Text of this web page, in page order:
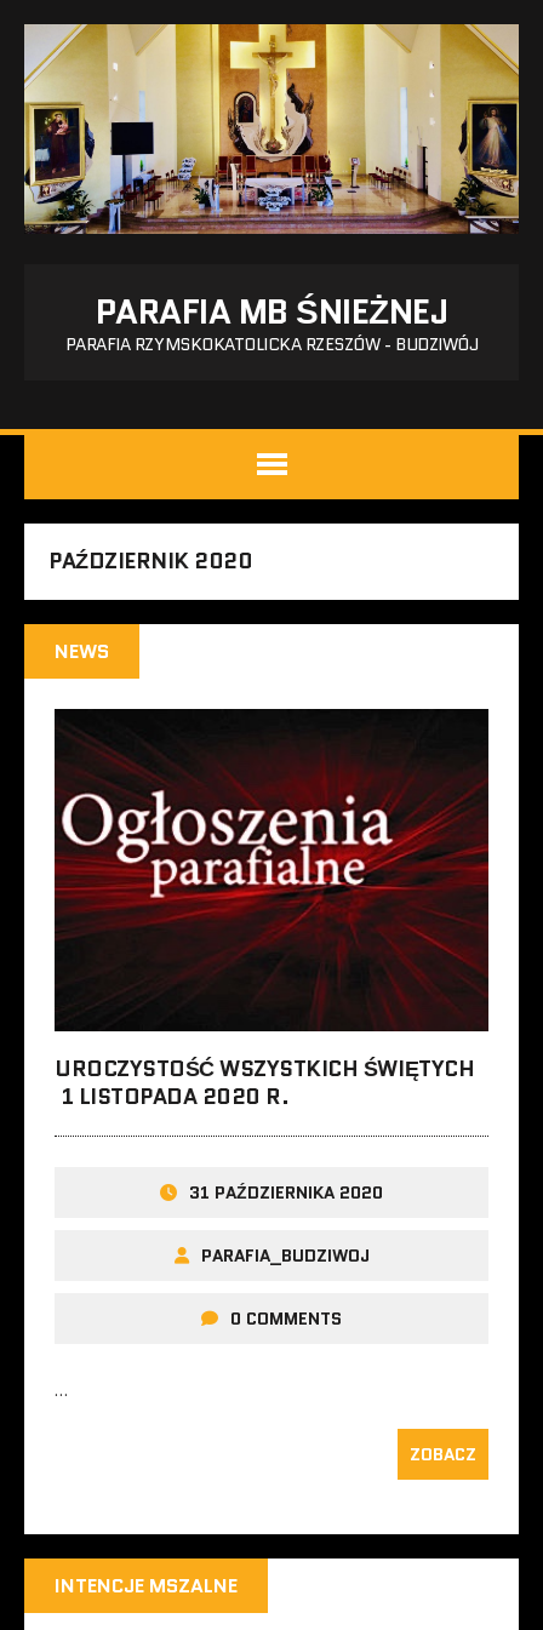
PARAFIA MB ŚNIEŻNEJ
PARAFIA RZYMSKOKATOLICKA RZESZÓW - BUDZIWÓJ
PAŹDZIERNIK 2020
NEWS
UROCZYSTOŚĆ WSZYSTKICH ŚWIĘTYCH
1 LISTOPADA 2020 R.
31 PAŹDZIERNIKA 2020
PARAFIA_BUDZIWOJ
0 COMMENTS
…
ZOBACZ
INTENCJE MSZALNE